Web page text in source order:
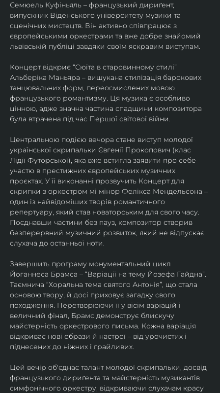
Семюель Куфіньяль – французький дириґент,
випускник Віденського університету музики та
сценічних мистецтв. Він активно співпрацює з
європейськими оркестрами та вже добре знайомий
львівській публіці завдяки своїм яскравим виступам.
Концерт відкриє “Сюїта в старовинному стилі”
Альберіка Маньяра – вишукана стилізація барокових
танцювальних форм, переосмислених мовою
французького романтизму. Ця музика є особливо
цінною, адже значна частина спадщини композитора
була втрачена під час Першої світової війни.
Центральною подією вечора стане виступ молодої
української скрипальки Євгенії Прокопович (клас
Лідії Футорської), яка вже встигла заявити про себе
участю в престижних європейських музичних
проєктах. У її виконанні прозвучить Концерт для
скрипки з оркестром мі мінор Фелікса Мендельсона –
один із найвідоміших творів романтичного
репертуару, який став новаторським для свого часу.
Поєднавши частини без пауз, композитор створив
безперервний музичний розвиток, який не відпускає
слухача до останньої ноти.
Завершить програму монументальний цикл
Йоганнеса Брамса – “Варіації на тему Йозефа Гайдна”.
Таємнича “Хоральна тема святого Антонія”, що стала
основою твору, й досі приховує загадку свого
походження. Перетворюючи її у вісім варіацій і
величний фінал, Брамс демонструє блискучу
майстерність оркестрового письма. Кожна варіація
відкриває нові образи й настрої – від урочистих і
піднесених до ніжних і грайливих.
Цей вечір об'єднає талант молодої скрипальки, досвід
французького дириґента та майстерність музикантів
симфонічного оркестру, відкриваючи слухачам красу